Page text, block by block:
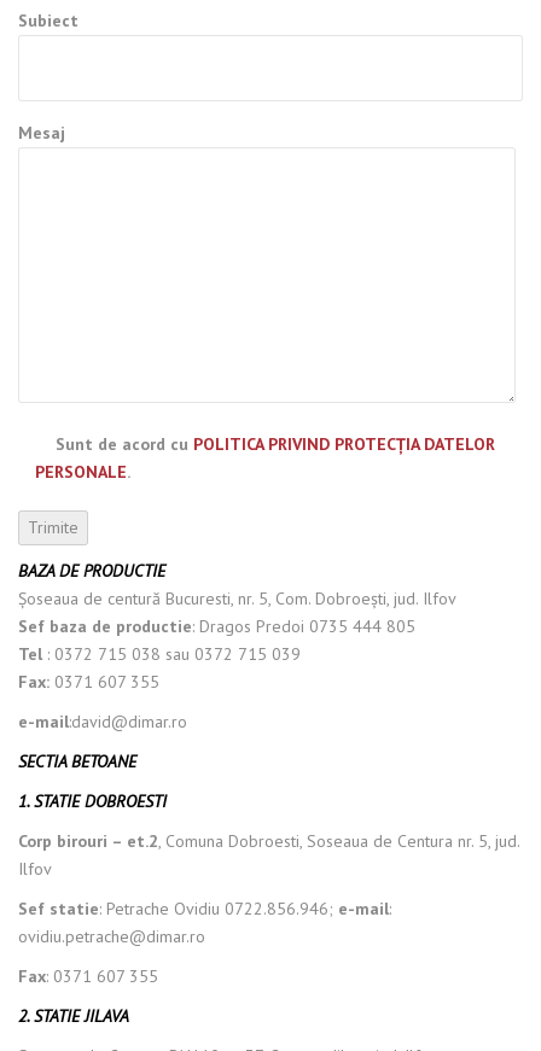
Subiect
Mesaj
Sunt de acord cu POLITICA PRIVIND PROTECȚIA DATELOR
PERSONALE.
BAZA DE PRODUCTIE
Şoseaua de centură Bucuresti, nr. 5, Com. Dobroeşti, jud. Ilfov
Sef baza de productie: Dragos Predoi 0735 444 805
Tel: 0372 715 038 sau 0372 715 039
Fax: 0371 607 355
e-mail:david@dimar.ro
SECTIA BETOANE
1. STATIE DOBROESTI
Corp birouri – et.2, Comuna Dobroesti, Soseaua de Centura nr. 5, jud.
Ilfov
Sef statie: Petrache Ovidiu 0722.856.946; e-mail:
ovidiu.petrache@dimar.ro
Fax: 0371 607 355
2. STATIE JILAVA